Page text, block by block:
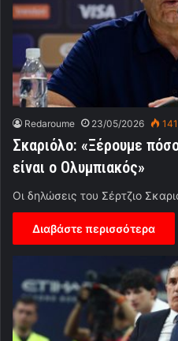
Redaroume 23/05/2026 141
Σκαριόλο: «Ξέρουμε
είναι ο Ολυμπιακός»
Οι δηλώσεις του Σέρτζιο
Διαβάστε περισσότερα